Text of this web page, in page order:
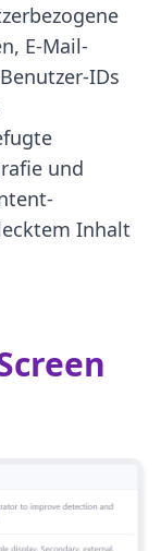
E-Mail-
IDs
und
Inhalt